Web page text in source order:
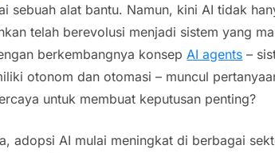
sebuah alat bantu. Namun, kini AI tidak
telah berevolusi menjadi sistem yang
berkembangnya konsep AI agents –
otonom dan otomasi – muncul
untuk membuat keputusan penting?
adopsi AI mulai meningkat di berbagai